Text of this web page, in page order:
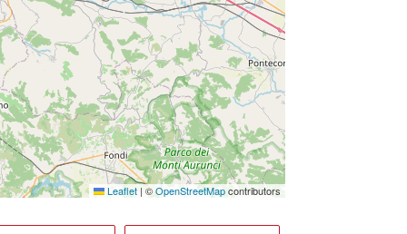
Leaflet | ©OpenStreetMapcontributors